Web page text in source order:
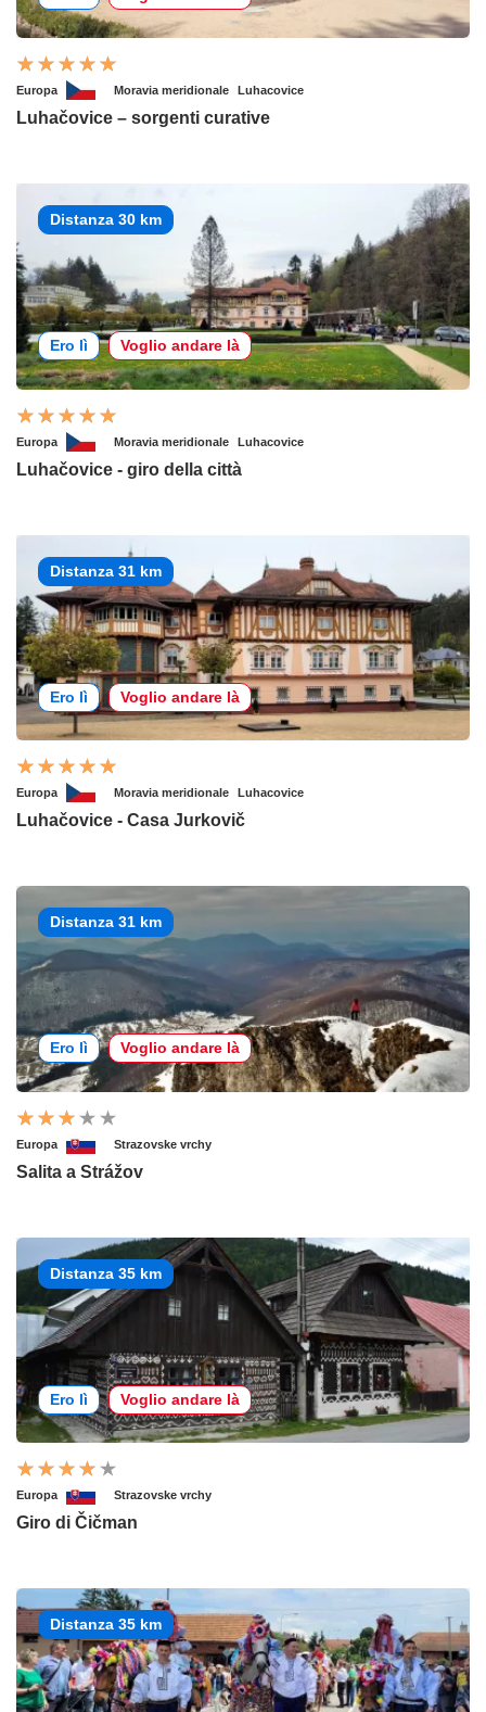
Europa Moravia meridionale Luhacovice
Luhačovice – sorgenti curative
Distanza 30 km
Ero lì Voglio andare là
Europa Moravia meridionale Luhacovice
Luhačovice - giro della città
Distanza 31 km
Ero lì Voglio andare là
Europa Moravia meridionale Luhacovice
Luhačovice - Casa Jurkovič
Distanza 31 km
Ero lì Voglio andare là
Europa Strazovske vrchy
Salita a Strážov
Distanza 35 km
Ero lì Voglio andare là
Europa Strazovske vrchy
Giro di Čičman
Distanza 35 km